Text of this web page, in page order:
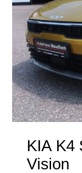
KIA K4
Vision